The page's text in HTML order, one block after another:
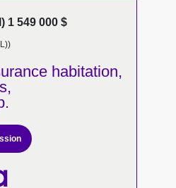
1 549 000 $
habitation,